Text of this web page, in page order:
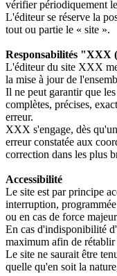
vérifier périodiquement
L'éditeur se réserve la
tout ou partie le « site ».
Responsabilités "XXX
L'éditeur du site XXX
la mise à jour de
Il ne peut garantir que
complètes, précises,
erreur.
XXX s'engage, dès
erreur constatée aux
correction dans les plus
Accessibilité
Le site est par principe
interruption,
ou en cas de force
En cas d'indisponibilité
maximum afin de rétablir
Le site ne saurait être
quelle qu'en soit la